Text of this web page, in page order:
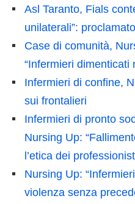
Asl Taranto, Fials
unilaterali”:
Case di comunità,
“Infermieri dimenticati
Infermieri di confine,
sui frontalieri
Infermieri di pronto
Nursing Up:
l’etica dei
Nursing Up:
violenza senza